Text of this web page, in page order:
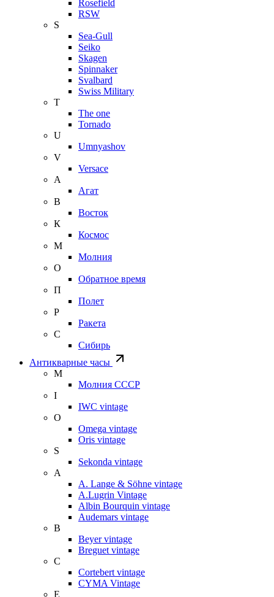
Rosefield
RSW
S
Sea-Gull
Seiko
Skagen
Spinnaker
Svalbard
Swiss Military
T
The one
Tornado
U
Umnyashov
V
Versace
А
Агат
В
Восток
К
Космос
М
Молния
О
Обратное время
П
Полет
Р
Ракета
С
Сибирь
Антикварные часы
М
Молния СССР
I
IWC vintage
O
Omega vintage
Oris vintage
S
Sekonda vintage
A
A. Lange & Söhne vintage
A.Lugrin Vintage
Albin Bourquin vintage
Audemars vintage
B
Beyer vintage
Breguet vintage
C
Cortebert vintage
CYMA Vintage
E